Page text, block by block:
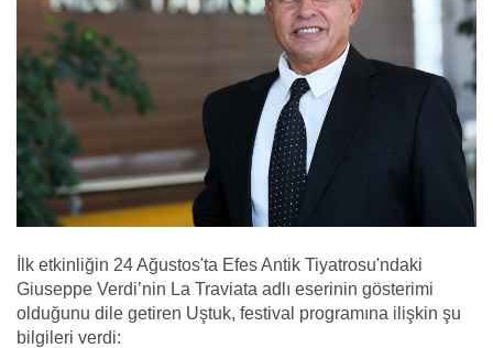
İlk etkinliğin 24 Ağustos'ta Efes Antik Tiyatrosu'ndaki
Giuseppe Verdi’nin La Traviata adlı eserinin gösterimi
olduğunu dile getiren Uştuk, festival programına ilişkin şu
bilgileri verdi: